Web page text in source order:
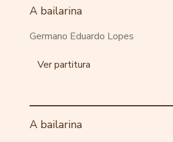
A bailarina
Germano Eduardo Lopes
Ver partitura
A bailarina